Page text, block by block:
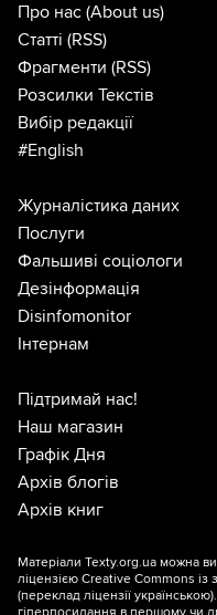
Про нас (About us)
Статті (RSS)
Фрагменти (RSS)
Розсилки Текстів
Вибір редакції
#English
Журналістика даних
Послуги
Фальшиві соціологи
Дезінформація
Disinfomonitor
Інтернам
Підтримай нас!
Наш магазин
Графік Дня
Архів блогів
Архів книг
Матеріали Texty.org.ua можна
ліцензією Creative Commons із
(переклад ліцензії українською